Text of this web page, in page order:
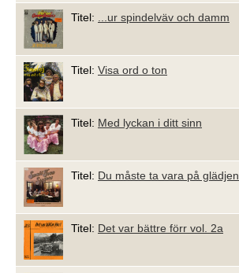
Titel: ...ur spindelväv och damm
Titel: Visa ord o ton
Titel: Med lyckan i ditt sinn
Titel: Du måste ta vara på glädjen
Titel: Det var bättre förr vol. 2a